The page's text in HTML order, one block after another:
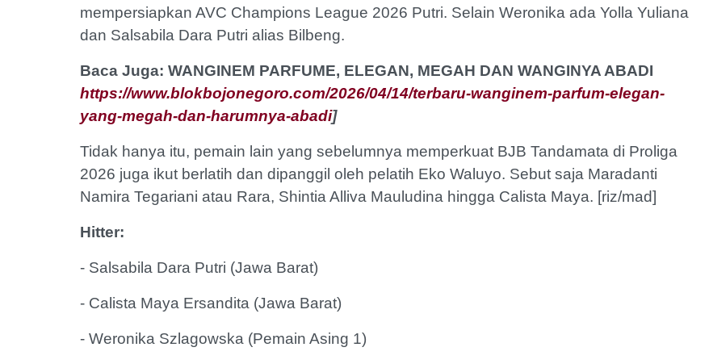
mempersiapkan AVC Champions League 2026 Putri. Selain Weronika ada Yolla Yuliana
dan Salsabila Dara Putri alias Bilbeng.
Baca Juga: WANGINEM PARFUME, ELEGAN, MEGAH DAN WANGINYA ABADI
https://www.blokbojonegoro.com/2026/04/14/terbaru-wanginem-parfum-elegan-
yang-megah-dan-harumnya-abadi]
Tidak hanya itu, pemain lain yang sebelumnya memperkuat BJB Tandamata di Proliga
2026 juga ikut berlatih dan dipanggil oleh pelatih Eko Waluyo. Sebut saja Maradanti
Namira Tegariani atau Rara, Shintia Alliva Mauludina hingga Calista Maya. [riz/mad]
Hitter:
- Salsabila Dara Putri (Jawa Barat)
- Calista Maya Ersandita (Jawa Barat)
- Weronika Szlagowska (Pemain Asing 1)